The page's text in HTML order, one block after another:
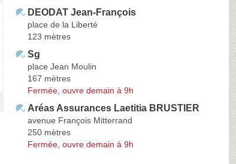
DEODAT Jean-François
place de la Liberté
123 mètres
Sg
place Jean Moulin
167 mètres
Fermée, ouvre demain à 9h
Aréas Assurances Laetitia BRUSTIER
avenue François Mitterrand
250 mètres
Fermée, ouvre demain à 9h